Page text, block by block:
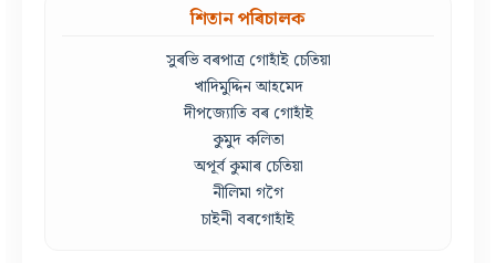
শিতান পৰিচালক
সুৰভি বৰপাত্ৰ গোহাঁই চেতিয়া
খাদিমুদ্দিন আহমেদ
দীপজ্যোতি বৰ গোহাঁই
কুমুদ কলিতা
অপূৰ্ব কুমাৰ চেতিয়া
নীলিমা গগৈ
চাইনী বৰগোহাঁই